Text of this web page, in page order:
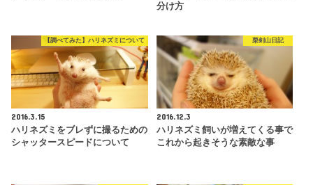
分け方
【調べてみた】ハリネズミについて
2016.3.15
ハリネズミをブレずに撮るための
シャッタースピードについて
栗剣山日記
2016.12.3
ハリネズミ飼いが増えてくる事で
これから起きそうな素敵な事